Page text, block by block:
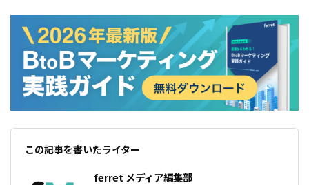
この記事を書いたライター
ferret メディア編集部